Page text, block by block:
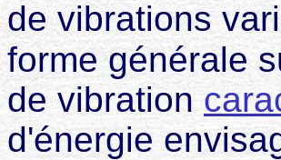
de vibrations
forme générale
de vibration
d'énergie